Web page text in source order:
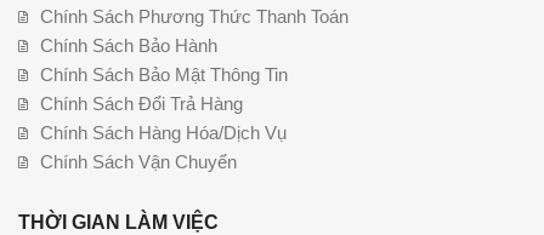
Chính Sách Phương Thức Thanh Toán
Chính Sách Bảo Hành
Chính Sách Bảo Mật Thông Tin
Chính Sách Đổi Trả Hàng
Chính Sách Hàng Hóa/Dịch Vụ
Chính Sách Vận Chuyển
THỜI GIAN LÀM VIỆC